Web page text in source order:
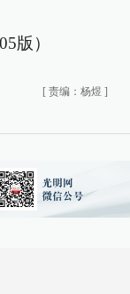
版）
[ 责编：杨煜 ]